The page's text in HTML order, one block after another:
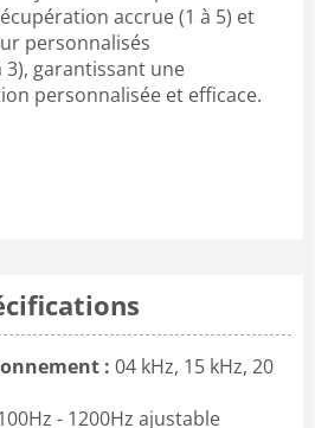
accrue (1 à 5) et
personnalisés
garantissant une
personnalisée et efficace.
: 04 kHz, 15 kHz, 20
- 1200Hz ajustable